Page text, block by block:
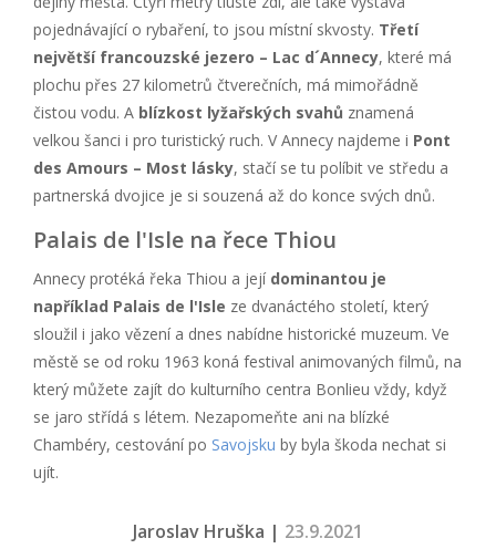
pojednávající o rybaření, to jsou místní skvosty. Třetí
největší francouzské jezero – Lac d´Annecy, které má
plochu přes 27 kilometrů čtverečních, má mimořádně
čistou vodu. A blízkost lyžařských svahů znamená
velkou šanci i pro turistický ruch. V Annecy najdeme i Pont
des Amours – Most lásky, stačí se tu políbit ve středu a
partnerská dvojice je si souzená až do konce svých dnů.
Palais de l'Isle na řece Thiou
Annecy protéká řeka Thiou a její dominantou je
například Palais de l'Isle ze dvanáctého století, který
sloužil i jako vězení a dnes nabídne historické muzeum. Ve
městě se od roku 1963 koná festival animovaných filmů, na
který můžete zajít do kulturního centra Bonlieu vždy, když
se jaro střídá s létem. Nezapomeňte ani na blízké
Chambéry, cestování po Savojsku by byla škoda nechat si
ujít.
Jaroslav Hruška | 23.9.2021